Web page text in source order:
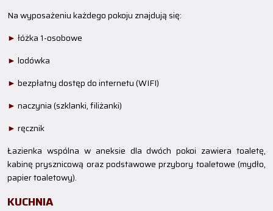
Na wyposażeniu każdego pokoju znajdują się:
► łóżka 1-osobowe
► lodówka
► bezpłatny dostęp do internetu (WIFI)
► naczynia (szklanki, filiżanki)
► ręcznik
Łazienka wspólna w aneksie dla dwóch pokoi zawiera toaletę,
kabinę prysznicową oraz podstawowe przybory toaletowe (mydło,
papier toaletowy).
KUCHNIA